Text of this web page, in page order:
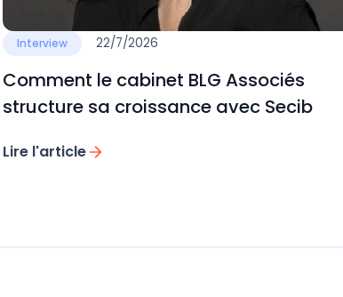
Interview 22/7/2026
Comment le cabinet BLG Associés
structure sa croissance avec Secib
Lire l'article